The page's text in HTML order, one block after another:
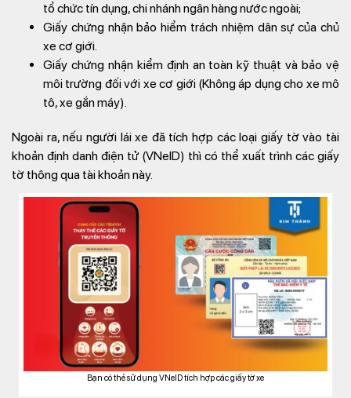
tổ chức tín dụng, chi nhánh ngân hàng nước ngoài;
Giấy chứng nhận bảo hiểm trách nhiệm dân sựcủa chủ
xe cơ giới.
Giấy chứng nhận kiểm định an toàn kỹ thuật và bảo vệ
môi trường đối với xe cơ giới (Không áp dụng cho xe mô
tô, xe gắn máy).
Ngoài ra, nếu người lái xe đã tích hợp các loại giấy tờ vào tài
khoản định danh điện tử (VNeID) thì có thể xuất trình các giấy
tờ thông qua tài khoản này.
Bạn có thẻ sử dụng VNeID tích hợp các giấy tờ xe